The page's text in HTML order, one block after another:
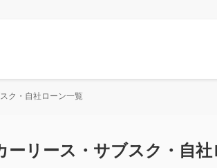
ク・自社ローン一覧
リース・サブスク・自